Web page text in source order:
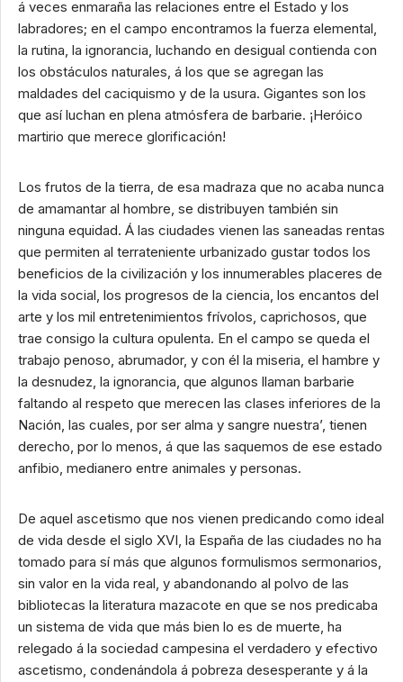
á veces enmaraña las relaciones entre el Estado y los
labradores; en el campo encontramos la fuerza elemental,
la rutina, la ignorancia, luchando en desigual contienda con
los obstáculos naturales, á los que se agregan las
maldades del caciquismo y de la usura. Gigantes son los
que así luchan en plena atmósfera de barbarie. ¡Heróico
martirio que merece glorificación!
Los frutos de la tierra, de esa madraza que no acaba nunca
de amamantar al hombre, se distribuyen también sin
ninguna equidad. Á las ciudades vienen las saneadas rentas
que permiten al terrateniente urbanizado gustar todos los
beneficios de la civilización y los innumerables placeres de
la vida social, los progresos de la ciencia, los encantos del
arte y los mil entretenimientos frívolos, caprichosos, que
trae consigo la cultura opulenta. En el campo se queda el
trabajo penoso, abrumador, y con él la miseria, el hambre y
la desnudez, la ignorancia, que algunos llaman barbarie
faltando al respeto que merecen las clases inferiores de la
Nación, las cuales, por ser alma y sangre nuestra’, tienen
derecho, por lo menos, á que las saquemos de ese estado
anfibio, medianero entre animales y personas.
De aquel ascetismo que nos vienen predicando como ideal
de vida desde el siglo XVI, la España de las ciudades no ha
tomado para sí más que algunos formulismos sermonarios,
sin valor en la vida real, y abandonando al polvo de las
bibliotecas la literatura mazacote en que se nos predicaba
un sistema de vida que más bien lo es de muerte, ha
relegado á la sociedad campesina el verdadero y efectivo
ascetismo, condenándola á pobreza desesperante y á la